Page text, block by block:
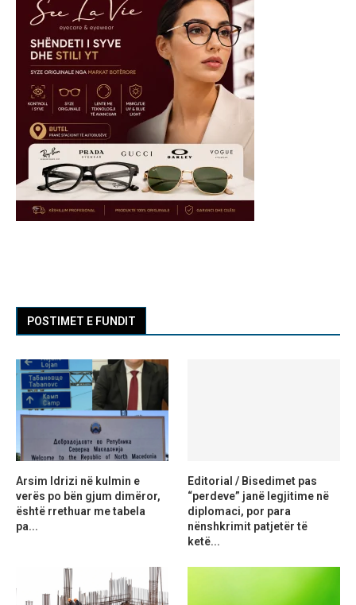
POSTIMET E FUNDIT
Arsim Idrizi në kulmin e
verës po bën gjum dimëror,
është rrethuar me tabela
pa...
Editorial / Bisedimet pas
“perdeve” janë legjitime në
diplomaci, por para
nënshkrimit patjetër të
ketë...